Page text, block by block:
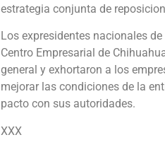
estrategia conjunta de
Los expresidentes nacionales
Centro Empresarial de
general y exhortaron a los
mejorar las condiciones de la
pacto con sus autoridades.
XXX